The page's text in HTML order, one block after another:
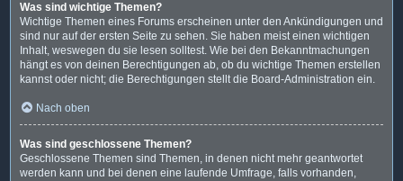
Was sind wichtige Themen?
Wichtige Themen eines Forums erscheinen unter den Ankündigungen und
sind nur auf der ersten Seite zu sehen. Sie haben meist einen wichtigen
Inhalt, weswegen du sie lesen solltest. Wie bei den Bekanntmachungen
hängt es von deinen Berechtigungen ab, ob du wichtige Themen erstellen
kannst oder nicht; die Berechtigungen stellt die Board-Administration ein.
Nach oben
Was sind geschlossene Themen?
Geschlossene Themen sind Themen, in denen nicht mehr geantwortet
werden kann und bei denen eine laufende Umfrage, falls vorhanden,